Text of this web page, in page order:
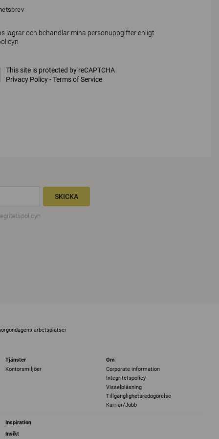
lagrar och behandlar mina personuppgifter enligt
This site is protected by reCAPTCHA
Privacy Policy-Terms of Service
SKICKA
arbetsplatser
Tjänster
Kontorsmiljöer
Om
Corporate information
Integritetspolicy
Visselblåsning
Tillgänglighetsredogörelse
Karriär/Jobb
Inspiration
Insikt